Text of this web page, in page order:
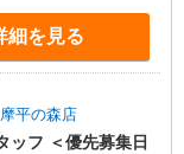
細を見る
平の森店
ッフ ＜優先募集日